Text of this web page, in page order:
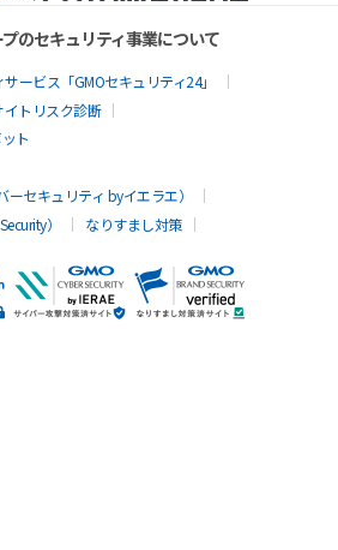
のセキュリティ事業について
ービス「GMOセキュリティ24」
イトリスク診断
ト
セキュリティ byイエラエ）
）
なりすまし対策